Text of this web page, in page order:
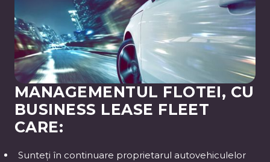
MANAGEMENTUL FLOTEI, CU
BUSINESS LEASE FLEET
CARE:
Sunteți în continuare proprietarul autovehiculelor